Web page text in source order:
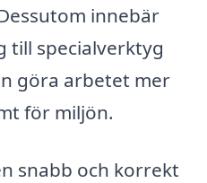
innebär
till specialverktyg
göra arbetet mer
för miljön.
snabb och korrekt